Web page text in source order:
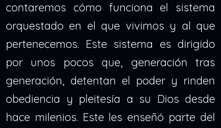
contaremos cómo funciona el sistema
orquestado en el que vivimos y al que
pertenecemos. Este sistema es dirigido
por unos pocos que, generación tras
generación, detentan el poder y rinden
obediencia y pleitesía a su Dios desde
hace milenios. Este les enseñó parte del